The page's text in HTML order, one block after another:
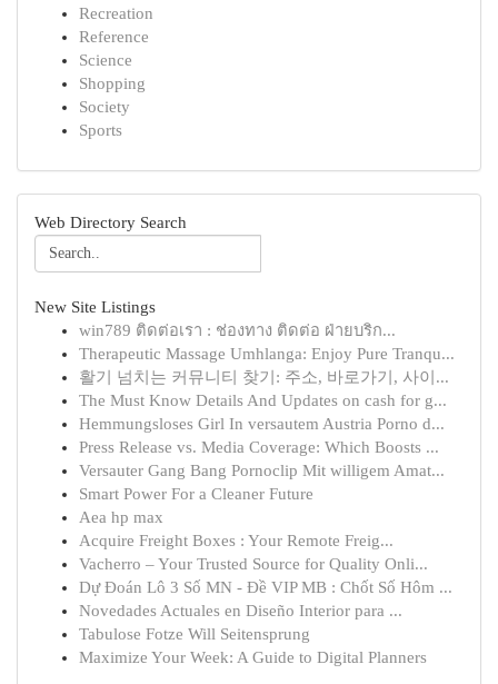
Recreation
Reference
Science
Shopping
Society
Sports
Web Directory Search
New Site Listings
win789 ติดต่อเรา : ช่องทาง ติดต่อ ฝ่ายบริก...
Therapeutic Massage Umhlanga: Enjoy Pure Tranqu...
활기 넘치는 커뮤니티 찾기: 주소, 바로가기, 사이...
The Must Know Details And Updates on cash for g...
Hemmungsloses Girl In versautem Austria Porno d...
Press Release vs. Media Coverage: Which Boosts ...
Versauter Gang Bang Pornoclip Mit willigem Amat...
Smart Power For a Cleaner Future
Aea hp max
Acquire Freight Boxes : Your Remote Freig...
Vacherro – Your Trusted Source for Quality Onli...
Dự Đoán Lô 3 Số MN - Đề VIP MB : Chốt Số Hôm ...
Novedades Actuales en Diseño Interior para ...
Tabulose Fotze Will Seitensprung
Maximize Your Week: A Guide to Digital Planners